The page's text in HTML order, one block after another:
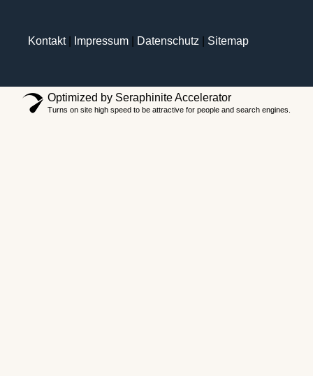
Kontakt| Impressum Datenschutz Sitemap
Optimized by Seraphinite Accelerator
Turns on site high speed to be attractive for people and search engines.